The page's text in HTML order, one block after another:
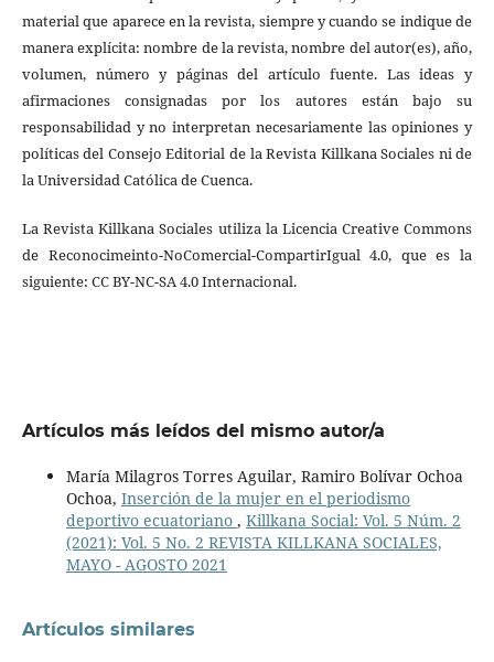
material que aparece en la revista, siempre y cuando se indique de
manera explícita: nombre de la revista, nombre del autor(es), año,
volumen, número y páginas del artículo fuente. Las ideas y
afirmaciones consignadas por los autores están bajo su
responsabilidad y no interpretan necesariamente las opiniones y
políticas del Consejo Editorial de la Revista Killkana Sociales ni de
la Universidad Católica de Cuenca.
La Revista Killkana Sociales utiliza la Licencia Creative Commons
de Reconocimeinto-NoComercial-CompartirIgual 4.0, que es la
siguiente: CC BY-NC-SA 4.0 Internacional.
Artículos más leídos del mismo autor/a
María Milagros Torres Aguilar, Ramiro Bolívar Ochoa
Ochoa, Inserción de la mujer en el periodismo
deportivo ecuatoriano , Killkana Social: Vol. 5 Núm. 2
(2021): Vol. 5 No. 2 REVISTA KILLKANA SOCIALES,
MAYO - AGOSTO 2021
Artículos similares